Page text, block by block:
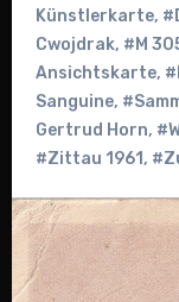
Künstlerkarte,
Cwojdrak, #M
Ansichtskarte,
Sanguine,
Gertrud Horn,
#Zittau 1961,